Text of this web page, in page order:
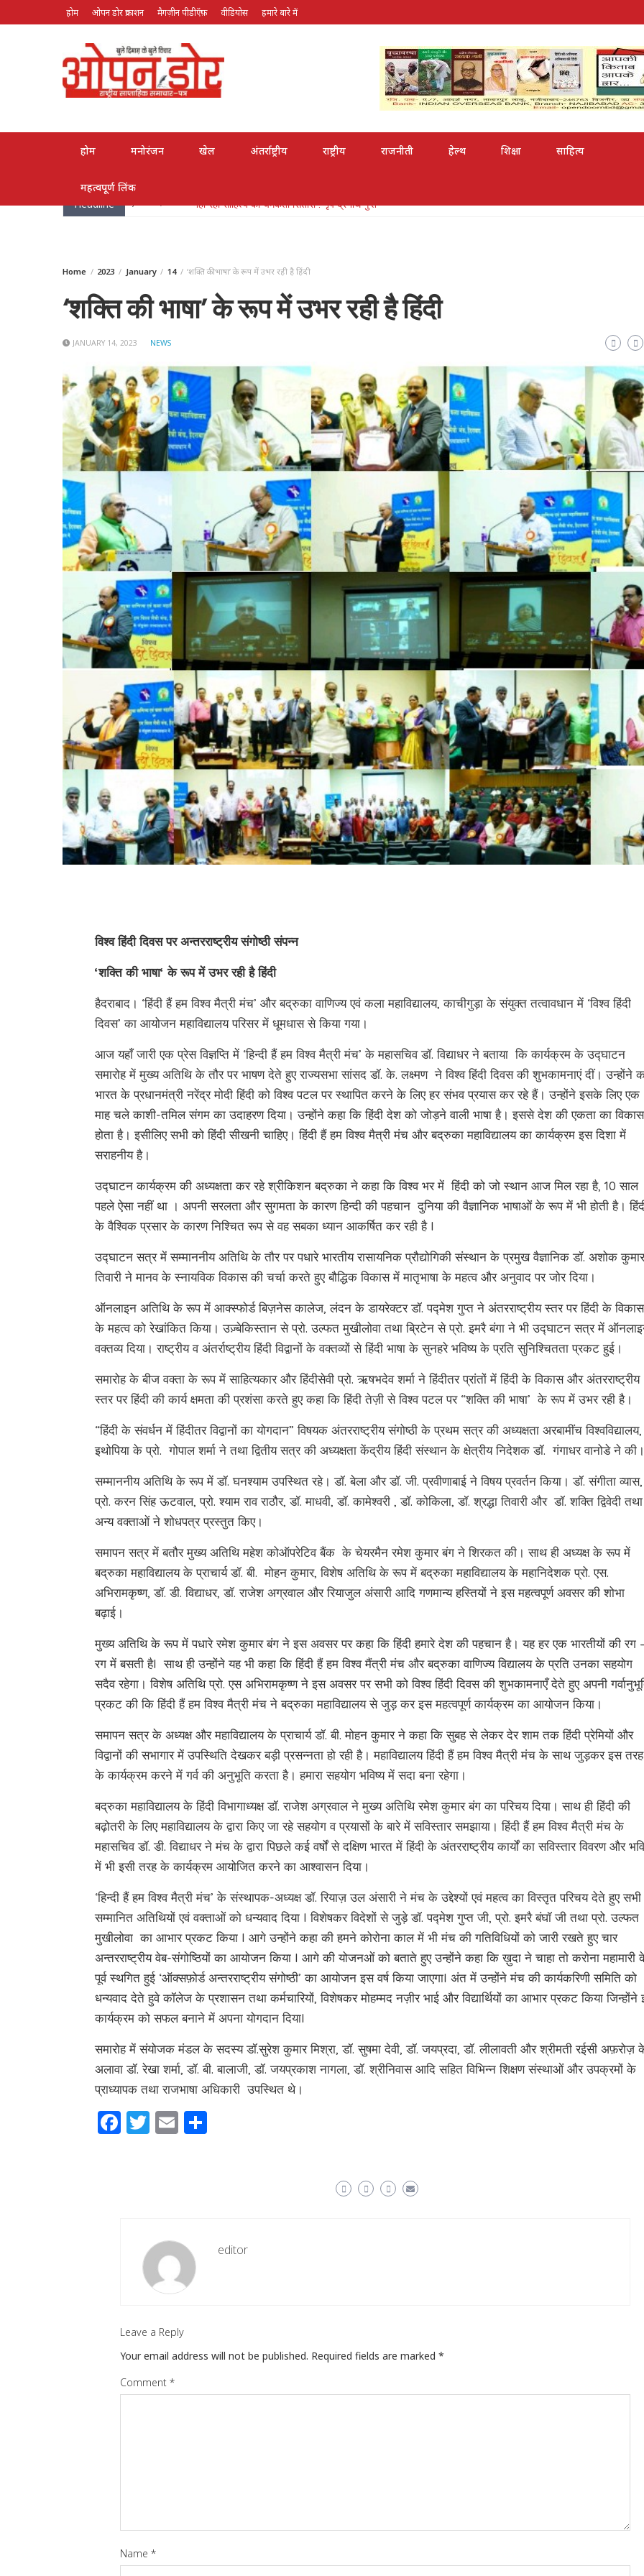
होम ओपन डोर प्रकाशन मैगज़ीन पीडीऍफ़ वीडियोस हमारे बारे में
होम मनोरंजन खेल अंतर्राष्ट्रीय राष्ट्रीय राजनीती हेल्थ शिक्षा साहित्य
महत्वपूर्ण लिंक
Headline
लोक गायक भरत सिंह भारती हुए पद्मश्री से सम्मानित
Home 2023 January 14 ‘शक्ति की भाषा’ के रूप में उभर रही है हिंदी
‘शक्ति की भाषा’ के रूप में उभर रही है हिंदी
JANUARY 14, 2023 NEWS
विश्व हिंदी दिवस पर अन्तरराष्ट्रीय संगोष्ठी संपन्न
‘शक्ति की भाषा‘के रूप में उभर रही है हिंदी
हैदराबाद। ‘हिंदी हैं हम विश्व मैत्री मंच’ और बद्रुका वाणिज्य एवं कला महाविद्यालय, काचीगुड़ा के संयुक्त तत्वावधान में ‘विश्व हिंदी
दिवस’ का आयोजन महाविद्यालय परिसर में धूमधास से किया गया।
आज यहाँ जारी एक प्रेस विज्ञप्ति में ‘हिन्दी हैं हम विश्व मैत्री मंच’ के महासचिव डॉ. विद्याधर ने बताया कि कार्यक्रम के उद्घाटन
समारोह में मुख्य अतिथि के तौर पर भाषण देते हुए राज्यसभा सांसद डॉ. के. लक्ष्मण ने विश्व हिंदी दिवस की शुभकामनाएं दीं। उन्होंने
भारत के प्रधानमंत्री नरेंद्र मोदी हिंदी को विश्व पटल पर स्थापित करने के लिए हर संभव प्रयास कर रहे हैं। उन्होंने इसके लिए एक
माह चले काशी-तमिल संगम का उदाहरण दिया। उन्होंने कहा कि हिंदी देश को जोड़ने वाली भाषा है। इससे देश की एकता का विकास
होता है। इसीलिए सभी को हिंदी सीखनी चाहिए। हिंदी हैं हम विश्व मैत्री मंच और बद्रुका महाविद्यालय का कार्यक्रम इस दिशा में
सराहनीय है।
उद्घाटन कार्यक्रम की अध्यक्षता कर रहे श्रीकिशन बद्रुका ने कहा कि विश्व भर में हिंदी को जो स्थान आज मिल रहा है, 10 साल
पहले ऐसा नहीं था । अपनी सरलता और सुगमता के कारण हिन्दी की पहचान दुनिया की वैज्ञानिक भाषाओं के रूप में भी होती है।
के वैश्विक प्रसार के कारण निश्चित रूप से वह सबका ध्यान आकर्षित कर रही है I
उद्घाटन सत्र में सम्माननीय अतिथि के तौर पर पधारे भारतीय रासायनिक प्रौद्योगिकी संस्थान के प्रमुख वैज्ञानिक डॉ. अशोक कुमार
तिवारी ने मानव के स्नायविक विकास की चर्चा करते हुए बौद्धिक विकास में मातृभाषा के महत्व और अनुवाद पर जोर दिया।
ऑनलाइन अतिथि के रूप में आक्स्फोर्ड बिज़नेस कालेज, लंदन के डायरेक्टर डॉ. पद्मेश गुप्त ने अंतरराष्ट्रीय स्तर पर हिंदी के विकास
के महत्व को रेखांकित किया। उज़्बेकिस्तान से प्रो. उल्फत मुखीलोवा तथा ब्रिटेन से प्रो. इमरै बंगा ने भी उद्घाटन सत्र में
वक्तव्य दिया। राष्ट्रीय व अंतर्राष्ट्रीय हिंदी विद्वानों के वक्तव्यों से हिंदी भाषा के सुनहरे भविष्य के प्रति सुनिश्चितता प्रकट हुई।
समारोह के बीज वक्ता के रूप में साहित्यकार और हिंदीसेवी प्रो. ऋषभदेव शर्मा ने हिंदीतर प्रांतों में हिंदी के विकास और अंतरराष्ट्रीय
स्तर पर हिंदी की कार्य क्षमता की प्रशंसा करते हुए कहा कि हिंदी तेज़ी से विश्व पटल पर “शक्ति की भाषा’ के रूप में उभर रही है।
“हिंदी के संवर्धन में हिंदीतर विद्वानों का योगदान” विषयक अंतरराष्ट्रीय संगोष्ठी के प्रथम सत्र की अध्यक्षता अरबामींच विश्वविद्यालय,
इथोपिया के प्रो. गोपाल शर्मा ने तथा द्वितीय सत्र की अध्यक्षता केंद्रीय हिंदी संस्थान के क्षेत्रीय निदेशक डॉ. गंगाधर वानोडे ने की।
सम्माननीय अतिथि के रूप में डॉ. घनश्याम उपस्थित रहे। डॉ. बेला और डॉ. जी. प्रवीणाबाई ने विषय प्रवर्तन किया। डॉ. संगीता व्यास,
प्रो. करन सिंह ऊटवाल, प्रो. श्याम राव राठौर, डॉ. माधवी, डॉ. कामेश्वरी , डॉ. कोकिला, डॉ. श्रद्धा तिवारी और डॉ. शक्ति द्विवेदी तथा
अन्य वक्ताओं ने शोधपत्र प्रस्तुत किए।
समापन सत्र में बतौर मुख्य अतिथि महेश कोऑपरेटिव बैंक के चेयरमैन रमेश कुमार बंग ने शिरकत की। साथ ही अध्यक्ष के रूप में
बद्रुका महाविद्यालय के प्राचार्य डॉ. बी. मोहन कुमार, विशेष अतिथि के रूप में बद्रुका महाविद्यालय के महानिदेशक प्रो. एस.
अभिरामकृष्ण, डॉ. डी. विद्याधर, डॉ. राजेश अग्रवाल और रियाजुल अंसारी आदि गणमान्य हस्तियों ने इस महत्वपूर्ण अवसर की शोभा
बढ़ाई।
मुख्य अतिथि के रूप में पधारे रमेश कुमार बंग ने इस अवसर पर कहा कि हिंदी हमारे देश की पहचान है। यह हर एक भारतीयों की रग
रग में बसती हैI साथ ही उन्होंने यह भी कहा कि हिंदी हैं हम विश्व मैंत्री मंच और बद्रुका वाणिज्य विद्यालय के प्रति उनका सहयोग
सदैव रहेगा। विशेष अतिथि प्रो. एस अभिरामकृष्ण ने इस अवसर पर सभी को विश्व हिंदी दिवस की शुभकामनाएँ देते हुए अपनी
प्रकट की कि हिंदी हैं हम विश्व मैत्री मंच ने बद्रुका महाविद्यालय से जुड़ कर इस महत्वपूर्ण कार्यक्रम का आयोजन किया।
समापन सत्र के अध्यक्ष और महाविद्यालय के प्राचार्य डॉ. बी. मोहन कुमार ने कहा कि सुबह से लेकर देर शाम तक हिंदी प्रेमियों और
विद्वानों की सभागार में उपस्थिति देखकर बड़ी प्रसन्नता हो रही है। महाविद्यालय हिंदी हैं हम विश्व मैत्री मंच के साथ जुड़कर इस तरह
के कार्यक्रम करने में गर्व की अनुभूति करता है। हमारा सहयोग भविष्य में सदा बना रहेगा।
बद्रुका महाविद्यालय के हिंदी विभागाध्यक्ष डॉ. राजेश अग्रवाल ने मुख्य अतिथि रमेश कुमार बंग का परिचय दिया। साथ ही हिंदी की
बढ़ोतरी के लिए महाविद्यालय के द्वारा किए जा रहे सहयोग व प्रयासों के बारे में सविस्तार समझाया। हिंदी हैं हम विश्व मैत्री मंच के
महासचिव डॉ. डी. विद्याधर ने मंच के द्वारा पिछले कई वर्षों से दक्षिण भारत में हिंदी के अंतरराष्ट्रीय कार्यों का सविस्तार विवरण और
में भी इसी तरह के कार्यक्रम आयोजित करने का आश्वासन दिया।
‘हिन्दी हैं हम विश्व मैत्री मंच’ के संस्थापक-अध्यक्ष डॉ. रियाज़ उल अंसारी ने मंच के उद्देश्यों एवं महत्व का विस्तृत परिचय देते हुए सभी
सम्मानित अतिथियों एवं वक्ताओं को धन्यवाद दिया I विशेषकर विदेशों से जुड़े डॉ. पद्मेश गुप्त जी, प्रो. इमरै बंघॉ जी तथा प्रो. उल्फत
मुखीलोवा का आभार प्रकट किया I आगे उन्होंने कहा की हमने कोरोना काल में भी मंच की गतिविधियों को जारी रखते हुए चार
अन्तरराष्ट्रीय वेब-संगोष्ठियों का आयोजन किया I आगे की योजनओं को बताते हुए उन्होंने कहा कि ख़ुदा ने चाहा तो करोना महामारी
पूर्व स्थगित हुई ‘ऑक्सफ़ोर्ड अन्तरराष्ट्रीय संगोष्ठी’ का आयोजन इस वर्ष किया जाएगाI अंत में उन्होंने मंच की कार्यकरिणी समिति को
धन्यवाद देते हुवे कॉलेज के प्रशासन तथा कर्मचारियों, विशेषकर मोहम्मद नज़ीर भाई और विद्यार्थियों का आभार प्रकट किया जिन्होंने
कार्यक्रम को सफल बनाने में अपना योगदान दियाI
समारोह में संयोजक मंडल के सदस्य डॉ.सुरेश कुमार मिश्रा, डॉ. सुषमा देवी, डॉ. जयप्रदा, डॉ. लीलावती और श्रीमती रईसी अफ़रोज़
अलावा डॉ. रेखा शर्मा, डॉ. बी. बालाजी, डॉ. जयप्रकाश नागला, डॉ. श्रीनिवास आदि सहित विभिन्न शिक्षण संस्थाओं और उपक्रमों के
प्राध्यापक तथा राजभाषा अधिकारी उपस्थित थे।
Facebook
Twitter
Email
editor
Leave a Reply
Your email address will not be published. Required fields are marked *
Comment *
Name *